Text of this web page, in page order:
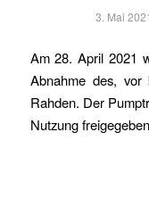
3. Mai 2021
Am 28. April 2021
Abnahme des, vor
Rahden. Der
Nutzung